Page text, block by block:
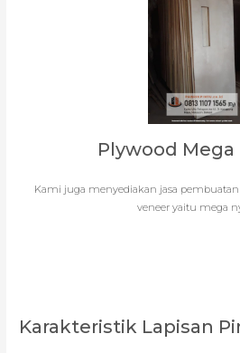
Plywood Mega
Kami juga menyediakan jasa
veneer yaitu mega
Karakteristik Lapisan